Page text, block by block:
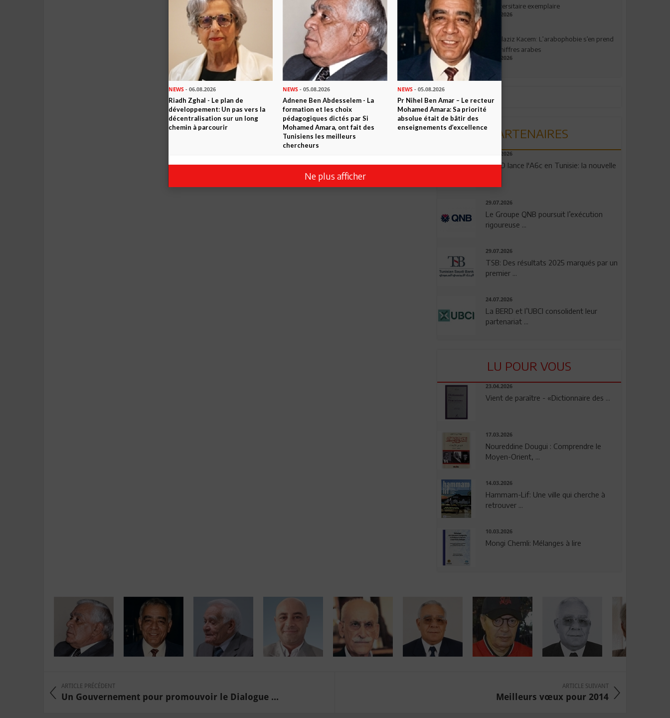
l’Universitaire exemplaire
04.08.2026
Abdelaziz Kacem: L’arabophobie s’en prend
aux chiffres arabes
09.07.2026
PARTENAIRES
04.08.2026
OPPO lance l'A6c en Tunisie: la nouvelle
29.07.2026
Le Groupe QNB poursuit l’exécution
rigoureuse ...
29.07.2026
TSB: Des résultats 2025 marqués par un
premier ...
24.07.2026
La BERD et l’UBCI consolident leur
partenariat ...
LU POUR VOUS
23.04.2026
Vient de paraître - «Dictionnaire des ...
17.03.2026
Noureddine Dougui : Comprendre le
Moyen-Orient, ...
14.03.2026
Hammam-Lif: Une ville qui cherche à
retrouver ...
10.03.2026
Mongi Chemli: Mélanges à lire
ARTICLE PRÉCÉDENT
Un Gouvernement pour promouvoir le Dialogue ...
ARTICLE SUIVANT
Meilleurs vœux pour 2014
NEWS - 06.08.2026
Riadh Zghal - Le plan de
développement: Un pas vers la
décentralisation sur un long
chemin à parcourir
NEWS - 05.08.2026
Adnene Ben Abdesselem - La
formation et les choix
pédagogiques dictés par Si
Mohamed Amara, ont fait des
Tunisiens les meilleurs
chercheurs
NEWS- 05.08.2026
Pr Nihel Ben Amar – Le recteur
Mohamed Amara: Sa priorité
absolue était de bâtir des
enseignements d’excellence
Ne plus afficher